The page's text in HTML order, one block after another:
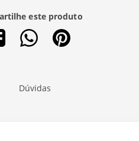
este produto
Dúvidas